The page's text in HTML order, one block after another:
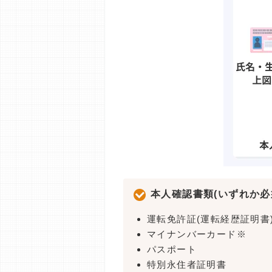
本人確認書類(いずれか
運転免許証(運転経歴証明
マイナンバーカード※
パスポート
特別永住者証明書